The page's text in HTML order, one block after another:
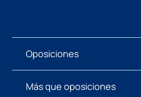
Oposiciones
Más que oposiciones